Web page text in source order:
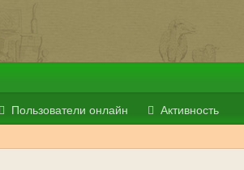
Пользователи онлайн Активность